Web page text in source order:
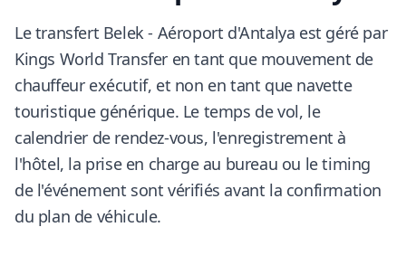
Le transfert Belek - Aéroport d'Antalya est géré par
Kings World Transfer en tant que mouvement de
chauffeur exécutif, et non en tant que navette
touristique générique. Le temps de vol, le
calendrier de rendez-vous, l'enregistrement à
l'hôtel, la prise en charge au bureau ou le timing
de l'événement sont vérifiés avant la confirmation
du plan de véhicule.